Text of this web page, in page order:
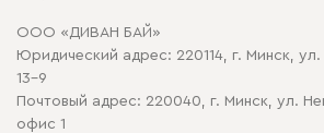
Политика конфиденциальности
Политика в отношении обработки cookie
ООО «ДИВАН БАЙ»
Юридический адрес: 220114, г. Минск,
13-9
Почтовый адрес: 220040, г. Минск, ул.
офис 1